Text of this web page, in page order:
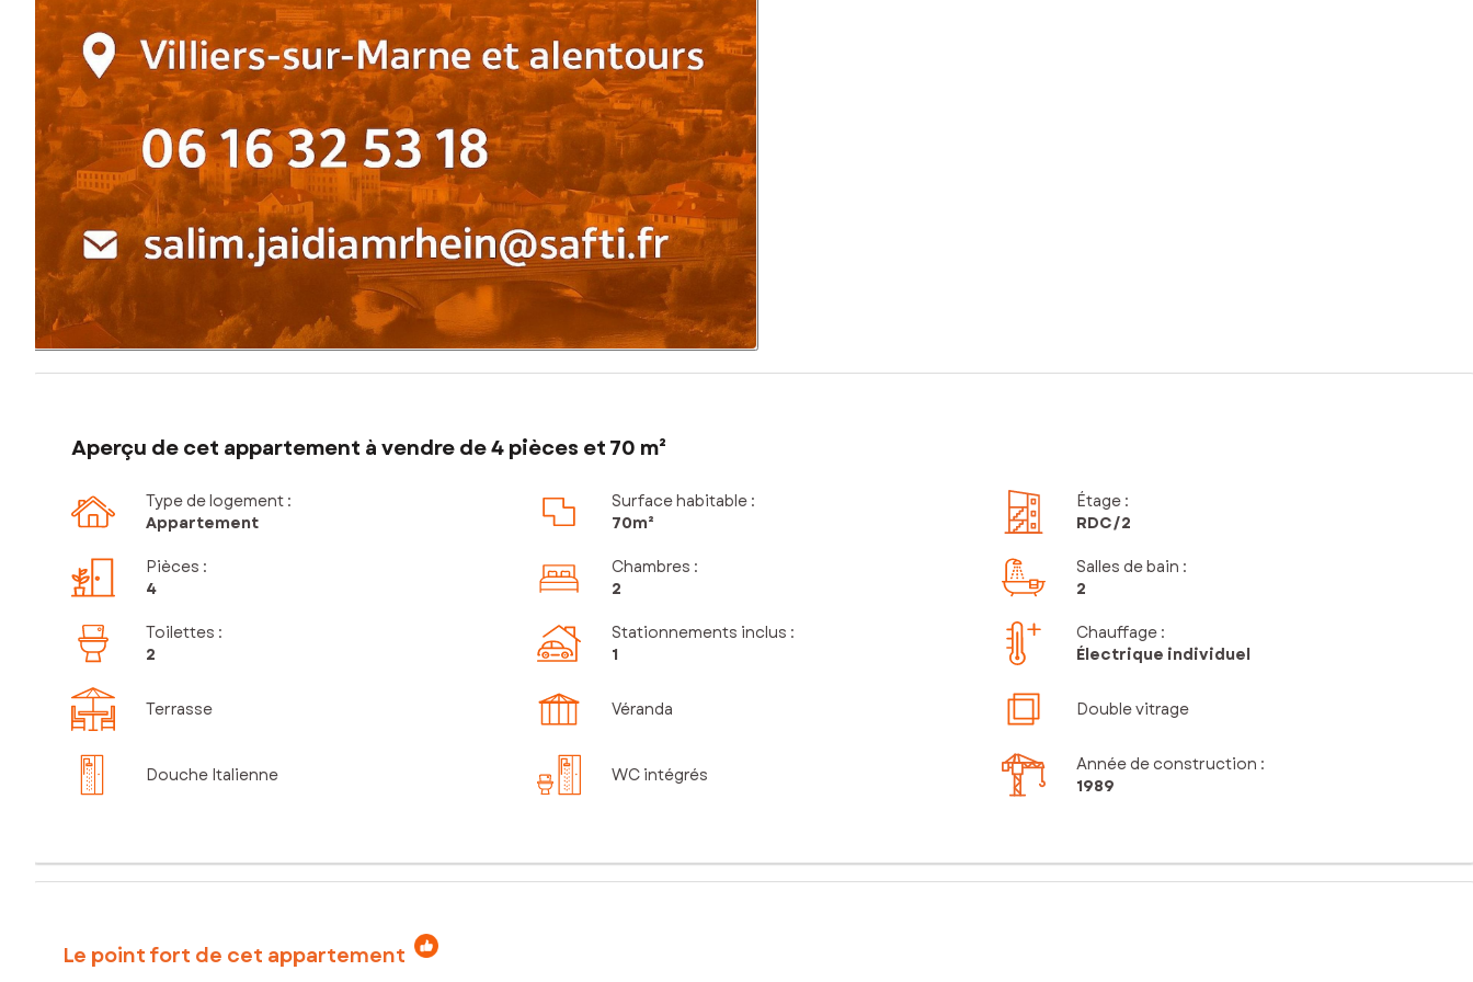
Aperçu de cet appartement à vendre de 4 pièces et 70 m²
Type de logement :
Appartement
Surface habitable :
70m²
Étage :
RDC/2
Pièces :
4
Chambres :
2
Salles de bain :
2
Toilettes :
2
Stationnements inclus :
1
Chauffage :
Électrique individuel
Terrasse Véranda Double vitrage
Douche Italienne WC intégrés
Année de construction :
1989
Le point fort de cet appartement